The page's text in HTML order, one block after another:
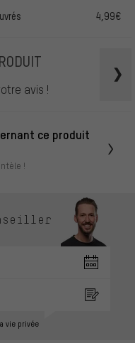
4,99€
avis !
ce produit
!
vie privée